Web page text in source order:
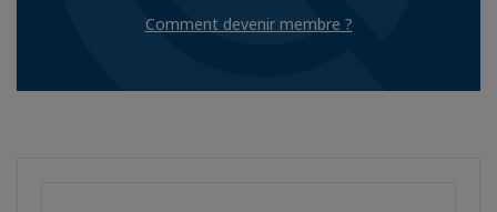
Comment devenir membre ?